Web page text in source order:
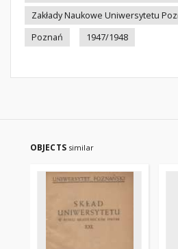
Zakłady Naukowe Uniwersytetu
Poznań
1947/1948
OBJECTS similar